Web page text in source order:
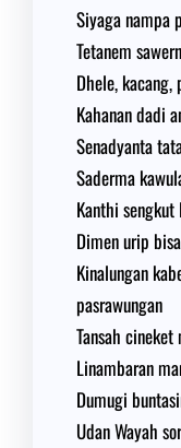
Siyaga nampa
Tetanem
Dhele,
Kahanan dadi
Senadyanta
Saderma
Kanthi
Dimen urip
Kinalungan
pasrawungan
Tansah
Linambaran
Dumugi
Udan Wayah